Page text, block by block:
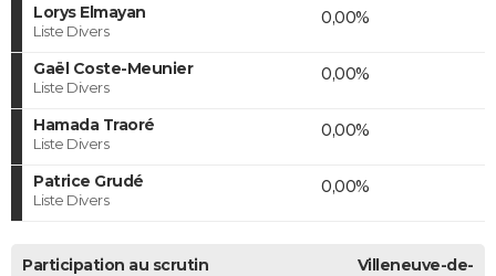
Lorys Elmayan
Liste Divers
0,00%
Gaël Coste-Meunier
Liste Divers
0,00%
Hamada Traoré
Liste Divers
0,00%
Patrice Grudé
Liste Divers
0,00%
Participation au scrutin
Villeneuve-de-